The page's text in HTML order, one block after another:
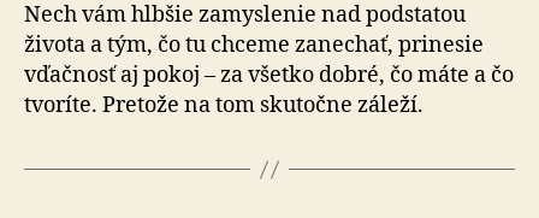
Nech vám hlbšie zamyslenie nad podstatou
života a tým, čo tu chceme zanechať, prinesie
vďačnosť aj pokoj – za všetko dobré, čo máte a čo
tvoríte. Pretože na tom sku­toč­ne záleží.